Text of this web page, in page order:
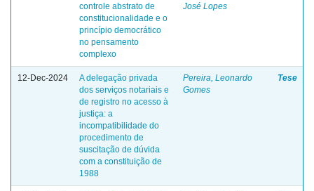
controle abstrato de
constitucionalidade e o
princípio democrático
no pensamento
complexo
José Lopes
12-Dec-2024
A delegação privada
dos serviços notariais e
de registro no acesso à
justiça: a
incompatibilidade do
procedimento de
suscitação de dúvida
com a constituição de
1988
Pereira, Leonardo
Gomes
Tese